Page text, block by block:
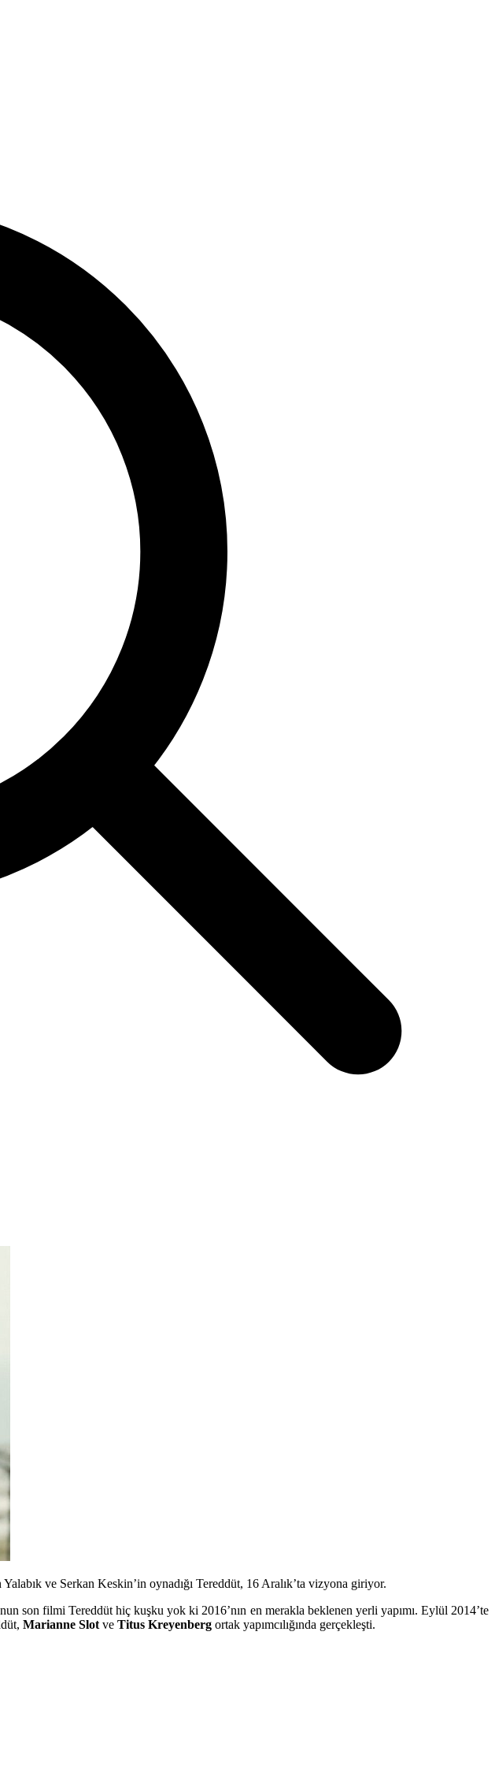
ve Serkan Keskin’in oynadığı Tereddüt, 16 Aralık’ta vizyona giriyor.
son filmi Tereddüt hiç kuşku yok ki 2016’nın en merakla beklenen yerli yapımı. Eylül 2014’te
Marianne Slot ve Titus Kreyenberg ortak yapımcılığında gerçekleşti.